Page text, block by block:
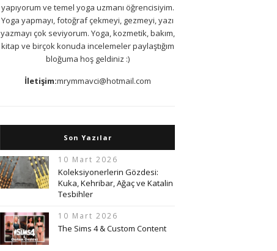
yapıyorum ve temel yoga uzmanı öğrencisiyim.
Yoga yapmayı, fotoğraf çekmeyi, gezmeyi, yazı
yazmayı çok seviyorum. Yoga, kozmetik, bakım,
kitap ve birçok konuda incelemeler paylaştığım
bloğuma hoş geldiniz :)
İletişim:mrymmavci@hotmail.com
Son Yazılar
10 Mart 2026
Koleksiyonerlerin Gözdesi:
Kuka, Kehribar, Ağaç ve Katalin
Tesbihler
10 Mart 2026
The Sims 4 & Custom Content